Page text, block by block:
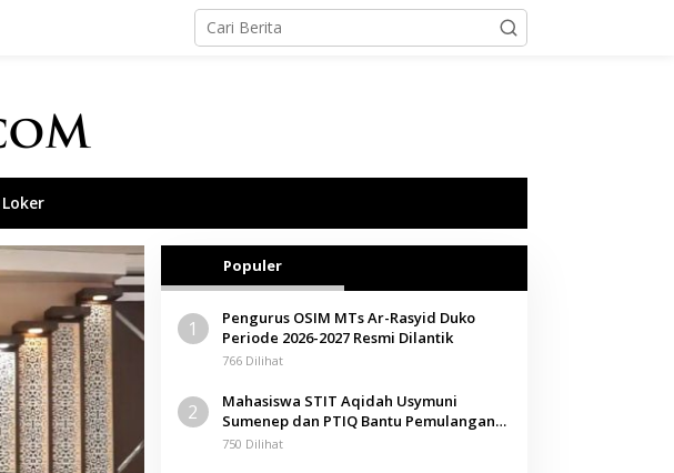
Loker
Populer
1
Pengurus OSIM MTs Ar-Rasyid Duko
Periode 2026-2027 Resmi Dilantik
766 Dilihat
2
Mahasiswa STIT Aqidah Usymuni
Sumenep dan PTIQ Bantu Pemulangan
Jenazah WNI Asal Aceh di Malaysia
750 Dilihat